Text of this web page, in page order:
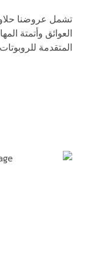
تشمل عروضنا
العوائق وأتمتة
المتقدمة